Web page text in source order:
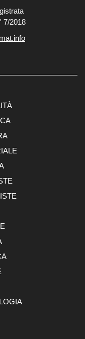
7/2018